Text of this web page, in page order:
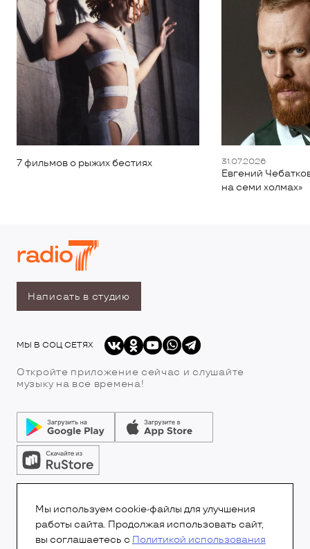
7 фильмов о рыжих бестиях 31.07.2026
Евгений
на семи холмах»
Написать в студию
МЫ В СОЦ СЕТЯХ
Откройте приложение сейчас и слушайте
музыку на все времена!
© Все права защищены.Copyright 2026© Радио 7
Мы используем cookie-файлы для улучшения
работы сайта. Продолжая использовать сайт,
вы соглашаетесь с Политикой использования